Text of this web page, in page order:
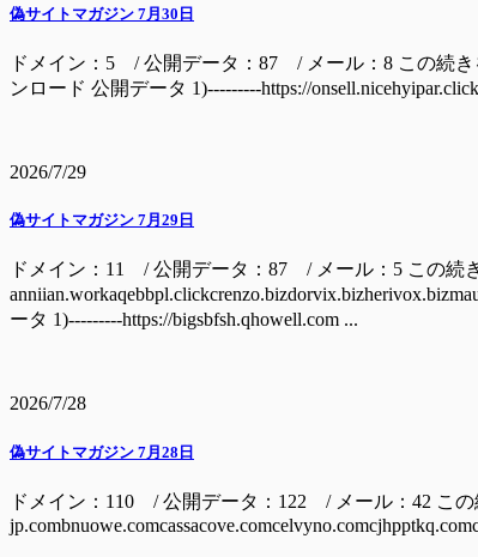
偽サイトマガジン 7月30日
ドメイン：5 / 公開データ：87 / メール：8 この続きを
ンロード 公開データ 1)---------https://
2026/7/29
偽サイトマガジン 7月29日
ドメイン：11 / 公開データ：87 / メール：5 この続
ータ 1)---------https://bigsbfsh.qhowell.com ...
2026/7/28
偽サイトマガジン 7月28日
ドメイン：110 / 公開データ：122 / メール：42 この